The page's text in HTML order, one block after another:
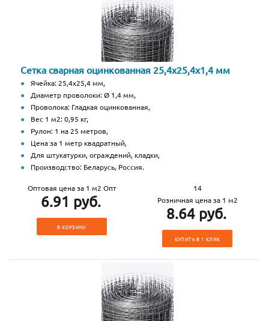
Сетка сварная оцинкованная 25,4х25,4х1,4 мм
Ячейка: 25,4х25,4 мм,
Диаметр проволоки: Ø 1,4 мм,
Проволока: Гладкая оцинкованная,
Вес 1 м2: 0,95 кг,
Рулон: 1 на 25 метров,
Цена за 1 метр квадратный,
Для штукатурки, ограждений, кладки,
Производство: Беларусь, Россия.
Оптовая цена за 1 м2 Опт
6.91 руб.
В КОРЗИНУ
14
Розничная цена за 1 м2
8.64 руб.
КУПИТЬ В 1 КЛИК